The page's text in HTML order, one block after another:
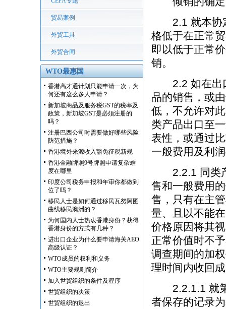
贸易案例
外贸工具
外贸合同
WTO最惠国
香港高才通计划只能申请一次，为
何还有这么多人申请？
新加坡商品及服务税GST的税率及
政策，新加坡GST是必须注册的
吗？
注册巴西公司时需要做好哪些风险
防范措施？
香港境外来源收入豁免征税新规
香港金融牌照9号牌照申请复杂难
度在哪里
印度公司税务申报和年审你都做到
位了吗？
移民人士是如何通过移民瓦努阿图
曲线移民澳洲的？
为何国内人士热衷香港身份？获得
香港身份的方式有几种？
进出口企业为什么要申请海关AEO
高级认证？
WTO成员的权利和义务
WTO主要规则简介
加入世贸组织的条件及程序
世贸组织的决策
世贸组织的退出
2.1 就本协定
格低于在正常
即以低于正常
销。
2.2 如在出口
品的销售，或
低，不允许对
类产品出口至
表性，或通过
一般费用及利
2.2.1 同类产
售和一般费用
售，只有在主
量、且以不能
价格原因将其
正常价值时不
调查期间的加
理时间内收回
2.2.1.1 就第
者保存的记录